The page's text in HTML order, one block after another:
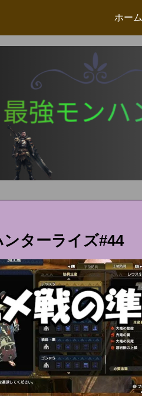
ホーム
ンターライズ#44